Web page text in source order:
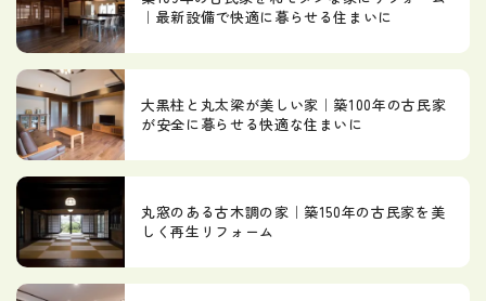
｜最新設備で快適に暮らせる住まいに
大黒柱と丸太梁が美しい家｜築100年の古民家
が安全に暮らせる快適な住まいに
丸窓のある古木調の家｜築150年の古民家を美
しく再生リフォーム